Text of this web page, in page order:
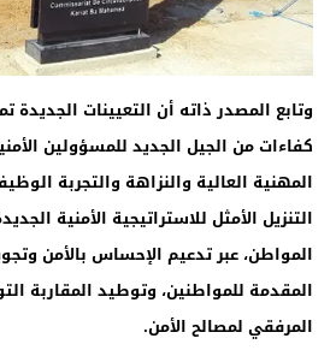
وتابع المصدر ذاته أن التعيينات الجديدة
كفاءات من الجيل الجديد للمسؤولين
المهنية العالية والنزاهة والتجربة
التنزيل الأمثل للاستراتيجية الأمنية
المواطن، عبر تدعيم الإحساس بالأمن
المقدمة للمواطنين، وتوطيد المقاربة
المرفقي لمصالح الأمن.